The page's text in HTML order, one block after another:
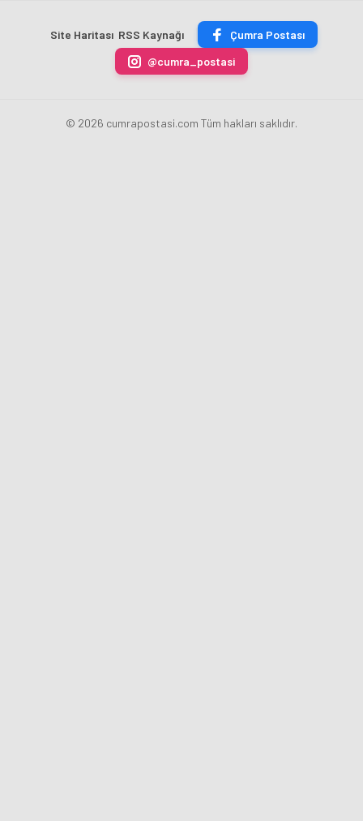
ÜRETİLECEK
Fatih
Karahan
oldu
uygulamasını
kaldırdı
erdi
Site Haritası RSS Kaynağı
Çumra Postası
@cumra_postasi
© 2026 cumrapostasi.com Tüm hakları saklıdır.